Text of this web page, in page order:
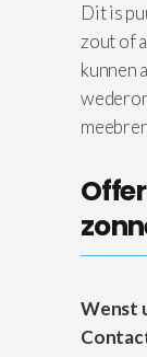
Dit is
zout of
kunnen
Wenst